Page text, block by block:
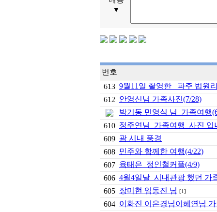
▼
번호
613 9월11일 촬영한 파주 법원
612 안영신님 가족사진(7/28)
박기동 민영식 님 가족여행
610 정주연님 가족여행 사진 입
609 괌 시내 풍경
608 민주와 함께한 여행(4/22)
607 육태은 정인철커플(4/9)
606 4월4일날 시내관광 했던 가
605 장미현 임동진 님 [1]
604 이화진 이은경님이혜연님